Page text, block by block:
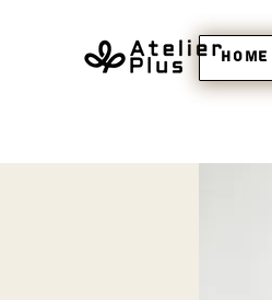
Home